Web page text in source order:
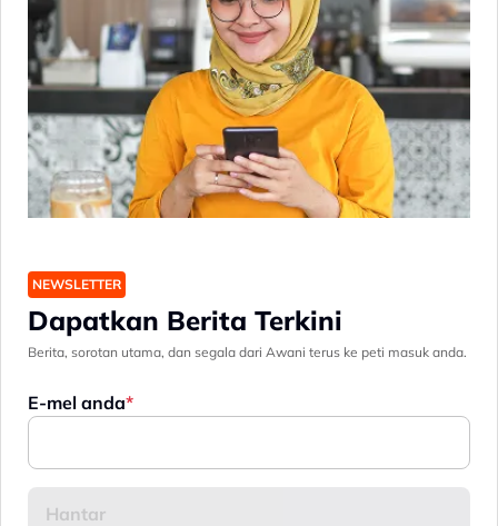
NEWSLETTER
Dapatkan Berita Terkini
Berita, sorotan utama, dan segala dari Awani terus ke peti masuk anda.
E-mel anda